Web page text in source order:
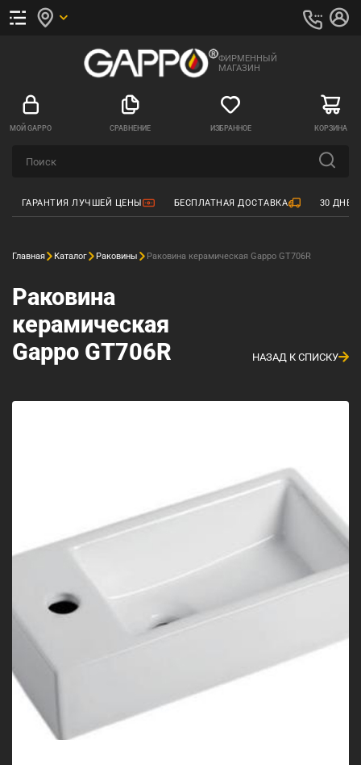
ФИРМЕННЫЙ
МАГАЗИН
МОЙ GAPPO СРАВНЕНИЕ ИЗБРАННОЕ КОРЗИНА
ГАРАНТИЯ ЛУЧШЕЙ ЦЕНЫ БЕСПЛАТНАЯ ДОСТАВКА 30
Главная Каталог Раковины Раковина керамическая Gappo GT706R
Раковина
керамическая
Gappo GT706R
НАЗАД К СПИСКУ